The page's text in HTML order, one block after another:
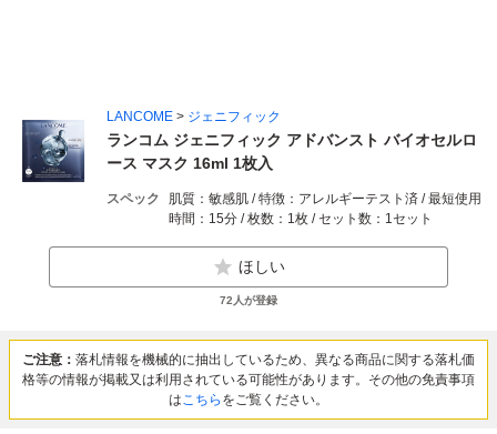
LANCOME > ジェニフィック
ランコム ジェニフィック アドバンスト バイオセルロ
ース マスク 16ml 1枚入
スペック
肌質：敏感肌 / 特徴：アレルギーテスト済 / 最短使用
時間：15分 / 枚数：1枚 / セット数：1セット
ほしい
72 人が登録
ご注意： 落札情報を機械的に抽出しているため、異なる商品に関する落札価
格等の情報が掲載又は利用されている可能性があります。その他の免責事項
はこちら をご覧ください。